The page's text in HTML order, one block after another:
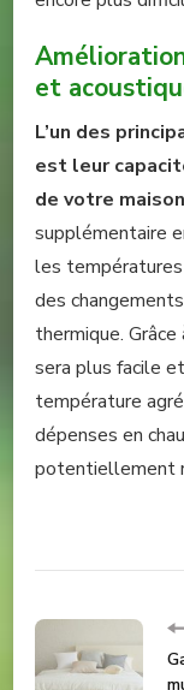
et
L’un des
est leur
de votre maison
supplémentaire
les températures
des
thermique.
sera plus facile
température
dépenses en
potentiellement